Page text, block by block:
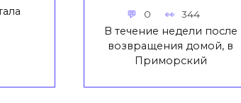
0 344
В течение недели после
возвращения домой, в
Приморский